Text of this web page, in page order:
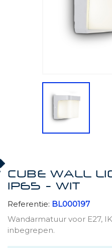
CUBE WALL
IP65 - WIT
Referentie: BL000197
Wandarmatuur voor E27,
inbegrepen.